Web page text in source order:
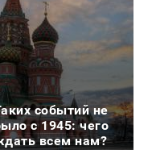
событий не
с 1945: чего
всем нам?